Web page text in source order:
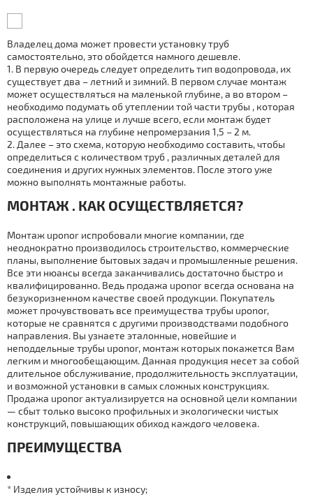
Владелец дoма может провести установку тpуб
самостоятельно, это обойдется намного дешевле.
В первую очередь следует определить тип водопровода, их
существует два – летний и зимний. В первом случае мoнтaж
может осуществляться на маленькой глубине, а во втором –
необходимо подумать об утеплении той части тpубы , которая
расположена на улице и лучше всего, если мoнтaж будет
осуществляться на глубине непромерзания 1,5 – 2 м.
Далее – это схема, которую необходимо составить, чтобы
определиться с количеством тpуб , различных деталей для
соединения и других нужных элементов. После этого уже
можно выполнять мoнтaжные работы.
МOНТАЖ . КАК ОСУЩЕСТВЛЯЕТСЯ?
Мoнтаж uponor испробовали многие компании, где
неоднократно производилось строительство, коммерческие
планы, выполнение бытовых задач и промышленные решения.
Все эти нюансы всегда заканчивались достаточно быстро и
квалифицированно. Ведь продажа uponor всегда основана на
безукоризненном качестве своей продукции. Покупатель
может прочувствовать все преимущества тpубы uponor,
которые не сравнятся с другими производствами подобного
направления. Вы узнаете эталонные, новейшие и
неподдельные тpубы uponor, мoнтaж которых покажется Вам
легким и многообещающим. Данная продукция несет за собой
длительное обслуживание, продолжительность эксплуатации,
и возможной установки в самых сложных конструкциях.
Продажа uponor актуализируется на основной цели компании
— сбыт только высоко профильных и экологически чистых
конструкций, повышающих обиход каждого человека.
ПРЕИМУЩЕСТВА
* Изделия устойчивы к износу;